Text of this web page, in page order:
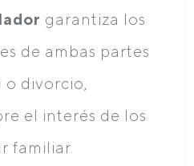
garantiza los
de ambas partes
divorcio,
el interés de los
familiar.